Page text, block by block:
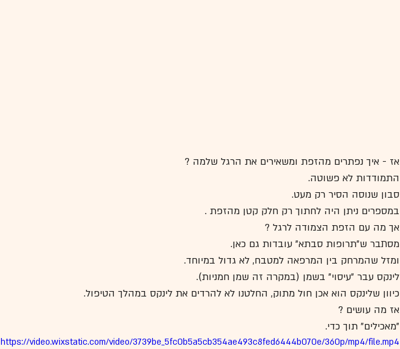
אז - איך נפתרים מהזפת ומשאירים את הרגל שלמה ?
התמודדות לא פשוטה.
סבון שנוסה הסיר רק מעט.
במספרים ניתן היה לחתוך רק חלק קטן מהזפת .
אך מה עם הזפת הצמודה לרגל ?
מסתבר ש"תרופות סבתא" עובדות גם כאן.
ומזל שהמרחק בין המרפאה למטבח, לא גדול במיוחד.
לינקס עבר "עיסוי" בשמן (במקרה זה שמן חמניות).
כיוון שלינקס הוא אכן חול מתוק, החלטנו לא להרדים את לינקס במהלך הטיפול.
אז מה עושים ?
"מאכילים" תוך כדי.
https://video.wixstatic.com/video/3739be_5fc0b5a5cb354ae493c8fed6444b070e/360p/mp4/file.mp4